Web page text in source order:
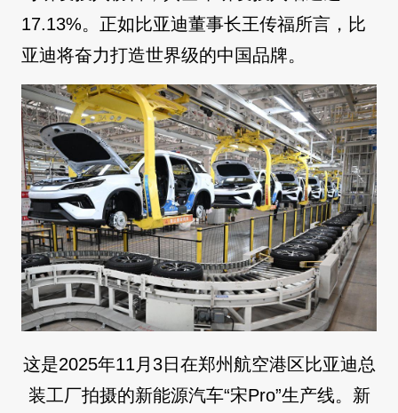
17.13%。正如比亚迪董事长王传福所言，比
亚迪将奋力打造世界级的中国品牌。
这是2025年11月3日在郑州航空港区比亚迪总
装工厂拍摄的新能源汽车“宋Pro”生产线。新